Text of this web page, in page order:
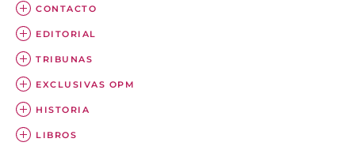
CONTACTO
EDITORIAL
TRIBUNAS
EXCLUSIVAS OPM
HISTORIA
LIBROS